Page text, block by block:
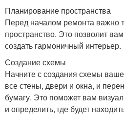
Планирование пространства
Перед началом ремонта важно
пространство. Это позволит
создать гармоничный интерьер.
Создание схемы
Начните с создания схемы
все стены, двери и окна, и
бумагу. Это поможет вам
и определить, где будет